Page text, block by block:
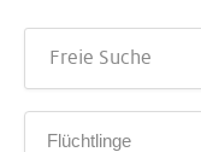
Flüchtlinge